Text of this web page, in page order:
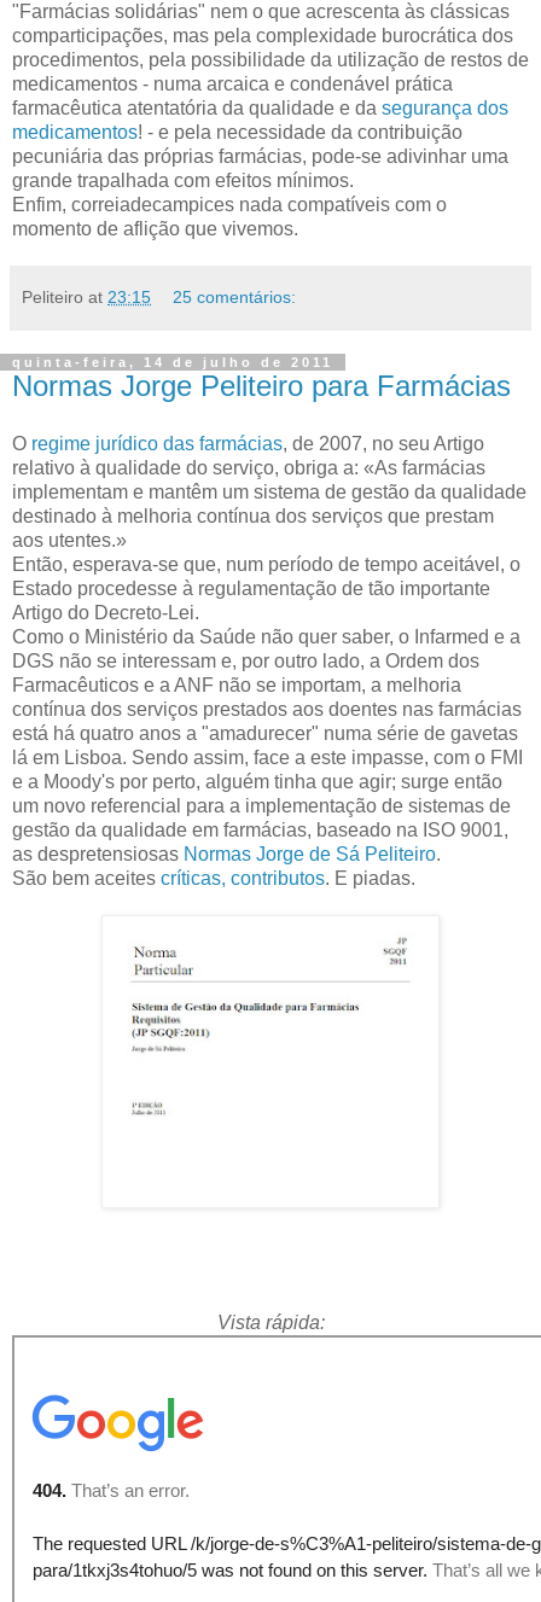
"Farmácias solidárias" nem o que acrescenta às clássicas
comparticipações, mas pela complexidade burocrática dos
procedimentos, pela possibilidade da utilização de restos de
medicamentos - numa arcaica e condenável prática
farmacêutica atentatória da qualidade e da segurança dos
medicamentos! - e pela necessidade da contribuição
pecuniária das próprias farmácias, pode-se adivinhar uma
grande trapalhada com efeitos mínimos.
Enfim, correiadecampices nada compatíveis com o
momento de aflição que vivemos.
Peliteiro at 23:15 25 comentários:
quinta-feira, 14 de julho de 2011
Normas Jorge Peliteiro para Farmácias
O regime jurídico das farmácias, de 2007, no seu Artigo
relativo à qualidade do serviço, obriga a: «As farmácias
implementam e mantêm um sistema de gestão da qualidade
destinado à melhoria contínua dos serviços que prestam
aos utentes.»
Então, esperava-se que, num período de tempo aceitável, o
Estado procedesse à regulamentação de tão importante
Artigo do Decreto-Lei.
Como o Ministério da Saúde não quer saber, o Infarmed e a
DGS não se interessam e, por outro lado, a Ordem dos
Farmacêuticos e a ANF não se importam, a melhoria
contínua dos serviços prestados aos doentes nas farmácias
está há quatro anos a "amadurecer" numa série de gavetas
lá em Lisboa. Sendo assim, face a este impasse, com o FMI
e a Moody's por perto, alguém tinha que agir; surge então
um novo referencial para a implementação de sistemas de
gestão da qualidade em farmácias, baseado na ISO 9001,
as despretensiosas Normas Jorge de Sá Peliteiro.
São bem aceites críticas, contributos. E piadas.
Vista rápida: